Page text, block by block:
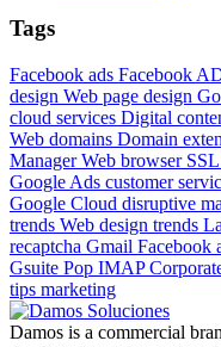
Tags
Facebook ads Facebook
design Web page design
cloud services Digital
Web domains Domain
ManagerWeb browser SSL
Google Ads customer
Google Cloud disruptive
trends Web design trends
recaptcha Gmail Facebook
Gsuite Pop IMAP
tips marketing
Damos is a commercial